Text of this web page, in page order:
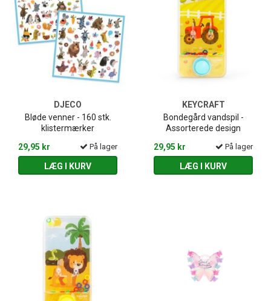
DJECO
Bløde venner - 160 stk.
klistermærker
29,95 kr
På lager
LÆG I KURV
KEYCRAFT
Bondegård vandspil -
Assorterede design
29,95 kr
På lager
LÆG I KURV